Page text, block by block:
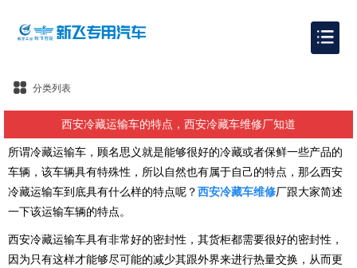
分类列表
西安冷藏运输车的特点，西安冷藏车维修厂知道
所谓冷藏运输车，顾名思义就是能够很好的冷藏或者保鲜一些产品的
车辆，该车辆具有特殊性，所以自然也有属于自己的特点，那么西安
冷藏运输车到底具有什么样的特点呢？ 西安冷藏车维修厂跟大家简述
一下该运输车辆的特点。
西安冷藏运输车具有非常好的密封性，其货柜都需要很好的密封性，
因为只有这样才能够尽可能的减少其跟外界来进行热量交换，从而更